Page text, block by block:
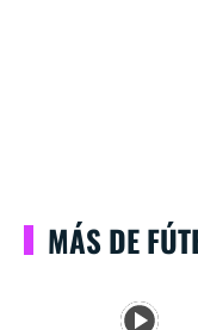
MÁS DE